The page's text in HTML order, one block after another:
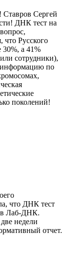
Сергей
ДНК тест на
что Русского
30%, а 41%
сотрудники),
информацию по
поколений!
что ДНК тест
в Лаб-ДНК.
недели
отчет.